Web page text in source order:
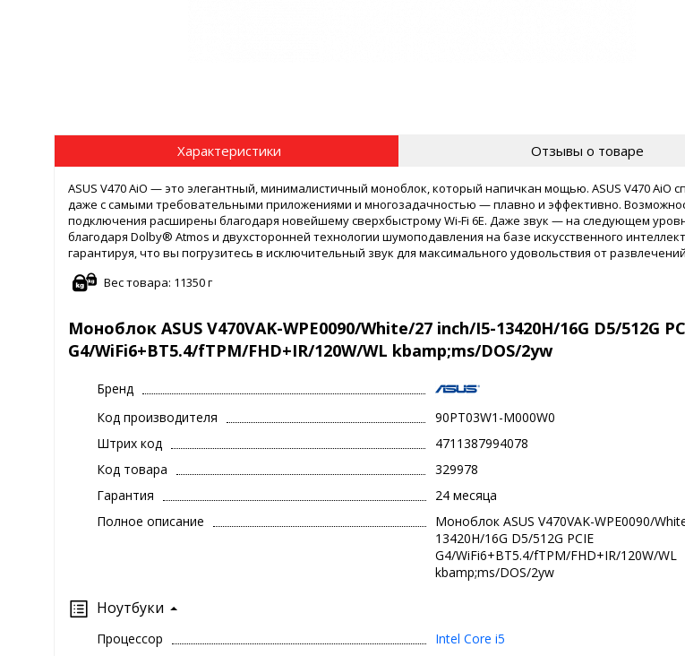
Характеристики Отзывы о товаре
ASUS V470 AiO — это элегантный, минималистичный моноблок, который напичкан мощью. ASUS V470 AiO
даже с самыми требовательными приложениями и многозадачностью — плавно и эффективно.
подключения расширены благодаря новейшему сверхбыстрому Wi-Fi 6E. Даже звук — на следующем
благодаря Dolby® Atmos и двухсторонней технологии шумоподавления на базе искусственного
гарантируя, что вы погрузитесь в исключительный звук для максимального удовольствия от
Вес товара: 11350 г
Моноблок ASUS V470VAK-WPE0090/White/27 inch/I5-13420H/16G D5/512G
G4/WiFi6+BT5.4/fTPM/FHD+IR/120W/WL kbamp;ms/DOS/2yw
Бренд
Код производителя
90PT03W1-M000W0
Штрих код
4711387994078
Код товара
329978
Гарантия
24 месяца
Полное описание
Моноблок ASUS V470VAK-WPE0090/
13420H/16G D5/512G PCIE
G4/WiFi6+BT5.4/fTPM/FHD+IR/120W/WL
kbamp;ms/DOS/2yw
Ноутбуки
Процессор
Intel Core i5